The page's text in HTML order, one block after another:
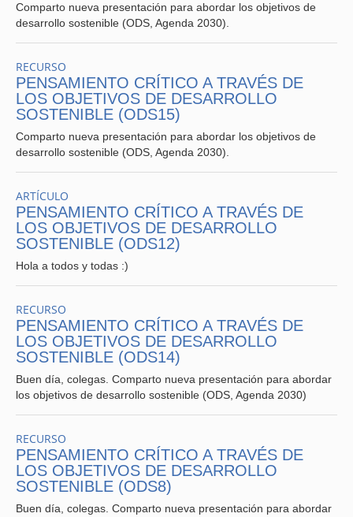
Comparto nueva presentación para abordar los objetivos de
desarrollo sostenible (ODS, Agenda 2030).
RECURSO
PENSAMIENTO CRÍTICO A TRAVÉS DE
LOS OBJETIVOS DE DESARROLLO
SOSTENIBLE (ODS15)
Comparto nueva presentación para abordar los objetivos de
desarrollo sostenible (ODS, Agenda 2030).
ARTÍCULO
PENSAMIENTO CRÍTICO A TRAVÉS DE
LOS OBJETIVOS DE DESARROLLO
SOSTENIBLE (ODS12)
Hola a todos y todas :)
RECURSO
PENSAMIENTO CRÍTICO A TRAVÉS DE
LOS OBJETIVOS DE DESARROLLO
SOSTENIBLE (ODS14)
Buen día, colegas. Comparto nueva presentación para abordar
los objetivos de desarrollo sostenible (ODS, Agenda 2030)
RECURSO
PENSAMIENTO CRÍTICO A TRAVÉS DE
LOS OBJETIVOS DE DESARROLLO
SOSTENIBLE (ODS8)
Buen día, colegas. Comparto nueva presentación para abordar